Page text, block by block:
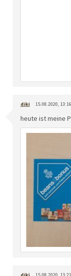
diki 15.08.2020, 13:16
heute ist meine
diki 15.08.2020, 13:21